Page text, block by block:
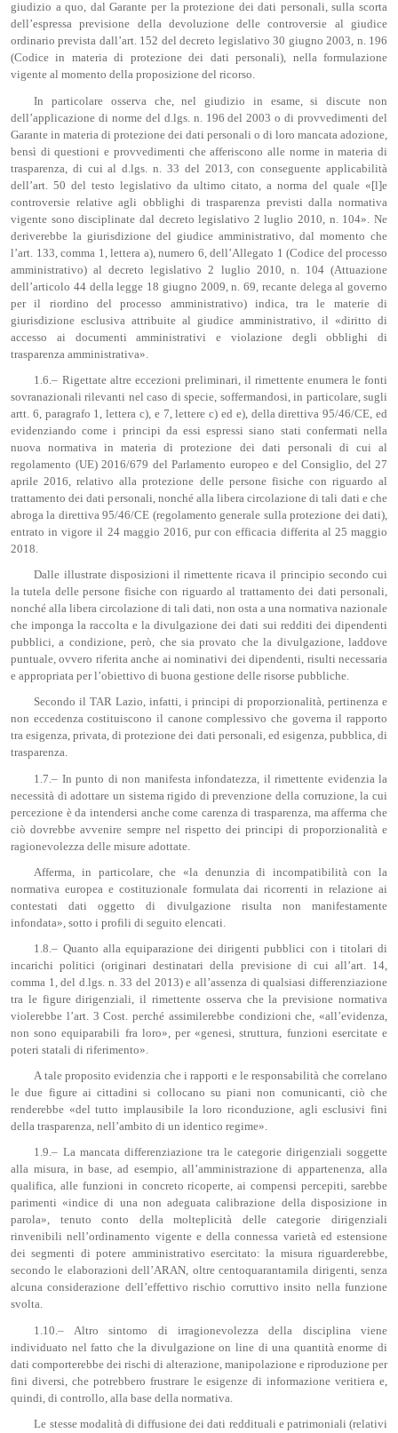
giudizio a quo, dal Garante per la protezione dei dati personali, sulla scorta
dell’espressa previsione della devoluzione delle controversie al giudice
ordinario prevista dall’art. 152 del decreto legislativo 30 giugno 2003, n. 196
(Codice in materia di protezione dei dati personali), nella formulazione
vigente al momento della proposizione del ricorso.
In particolare osserva che, nel giudizio in esame, si discute non
dell’applicazione di norme del d.lgs. n. 196 del 2003 o di provvedimenti del
Garante in materia di protezione dei dati personali o di loro mancata adozione,
bensì di questioni e provvedimenti che afferiscono alle norme in materia di
trasparenza, di cui al d.lgs. n. 33 del 2013, con conseguente applicabilità
dell’art. 50 del testo legislativo da ultimo citato, a norma del quale «[l]e
controversie relative agli obblighi di trasparenza previsti dalla normativa
vigente sono disciplinate dal decreto legislativo 2 luglio 2010, n. 104». Ne
deriverebbe la giurisdizione del giudice amministrativo, dal momento che
l’art. 133, comma 1, lettera a), numero 6, dell’Allegato 1 (Codice del processo
amministrativo) al decreto legislativo 2 luglio 2010, n. 104 (Attuazione
dell’articolo 44 della legge 18 giugno 2009, n. 69, recante delega al governo
per il riordino del processo amministrativo) indica, tra le materie di
giurisdizione esclusiva attribuite al giudice amministrativo, il «diritto di
accesso ai documenti amministrativi e violazione degli obblighi di
trasparenza amministrativa».
1.6.– Rigettate altre eccezioni preliminari, il rimettente enumera le fonti
sovranazionali rilevanti nel caso di specie, soffermandosi, in particolare, sugli
artt. 6, paragrafo 1, lettera c), e 7, lettere c) ed e), della direttiva 95/46/CE, ed
evidenziando come i principi da essi espressi siano stati confermati nella
nuova normativa in materia di protezione dei dati personali di cui al
regolamento (UE) 2016/679 del Parlamento europeo e del Consiglio, del 27
aprile 2016, relativo alla protezione delle persone fisiche con riguardo al
trattamento dei dati personali, nonché alla libera circolazione di tali dati e che
abroga la direttiva 95/46/CE (regolamento generale sulla protezione dei dati),
entrato in vigore il 24 maggio 2016, pur con efficacia differita al 25 maggio
2018.
Dalle illustrate disposizioni il rimettente ricava il principio secondo cui
la tutela delle persone fisiche con riguardo al trattamento dei dati personali,
nonché alla libera circolazione di tali dati, non osta a una normativa nazionale
che imponga la raccolta e la divulgazione dei dati sui redditi dei dipendenti
pubblici, a condizione, però, che sia provato che la divulgazione, laddove
puntuale, ovvero riferita anche ai nominativi dei dipendenti, risulti necessaria
e appropriata per l’obiettivo di buona gestione delle risorse pubbliche.
Secondo il TAR Lazio, infatti, i principi di proporzionalità, pertinenza e
non eccedenza costituiscono il canone complessivo che governa il rapporto
tra esigenza, privata, di protezione dei dati personali, ed esigenza, pubblica, di
trasparenza.
1.7.– In punto di non manifesta infondatezza, il rimettente evidenzia la
necessità di adottare un sistema rigido di prevenzione della corruzione, la cui
percezione è da intendersi anche come carenza di trasparenza, ma afferma che
ciò dovrebbe avvenire sempre nel rispetto dei principi di proporzionalità e
ragionevolezza delle misure adottate.
Afferma, in particolare, che «la denunzia di incompatibilità con la
normativa europea e costituzionale formulata dai ricorrenti in relazione ai
contestati dati oggetto di divulgazione risulta non manifestamente
infondata», sotto i profili di seguito elencati.
1.8.– Quanto alla equiparazione dei dirigenti pubblici con i titolari di
incarichi politici (originari destinatari della previsione di cui all’art. 14,
comma 1, del d.lgs. n. 33 del 2013) e all’assenza di qualsiasi differenziazione
tra le figure dirigenziali, il rimettente osserva che la previsione normativa
violerebbe l’art. 3 Cost. perché assimilerebbe condizioni che, «all’evidenza,
non sono equiparabili fra loro», per «genesi, struttura, funzioni esercitate e
poteri statali di riferimento».
A tale proposito evidenzia che i rapporti e le responsabilità che correlano
le due figure ai cittadini si collocano su piani non comunicanti, ciò che
renderebbe «del tutto implausibile la loro riconduzione, agli esclusivi fini
della trasparenza, nell’ambito di un identico regime».
1.9.– La mancata differenziazione tra le categorie dirigenziali soggette
alla misura, in base, ad esempio, all’amministrazione di appartenenza, alla
qualifica, alle funzioni in concreto ricoperte, ai compensi percepiti, sarebbe
parimenti «indice di una non adeguata calibrazione della disposizione in
parola», tenuto conto della molteplicità delle categorie dirigenziali
rinvenibili nell’ordinamento vigente e della connessa varietà ed estensione
dei segmenti di potere amministrativo esercitato: la misura riguarderebbe,
secondo le elaborazioni dell’ARAN, oltre centoquarantamila dirigenti, senza
alcuna considerazione dell’effettivo rischio corruttivo insito nella funzione
svolta.
1.10.– Altro sintomo di irragionevolezza della disciplina viene
individuato nel fatto che la divulgazione on line di una quantità enorme di
dati comporterebbe dei rischi di alterazione, manipolazione e riproduzione per
fini diversi, che potrebbero frustrare le esigenze di informazione veritiera e,
quindi, di controllo, alla base della normativa.
Le stesse modalità di diffusione dei dati reddituali e patrimoniali (relativi